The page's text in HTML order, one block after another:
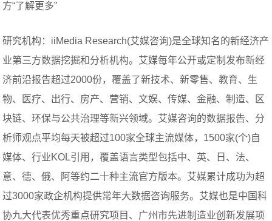
方“了解更多”
研究机构：iiMedia Research(艾媒咨询)是全球知名的新经济产
业第三方数据挖掘和分析机构。艾媒每年公开或定制发布新经
济前沿报告超过2000份，覆盖了新技术、新零售、教育、生
物、医疗、出行、房产、营销、文娱、传媒、金融、制造、区
块链、环保与公共治理等新兴领域。艾媒咨询的数据报告、分
析师观点平均每天被超过100家全球主流媒体，1500家(个)自
媒体、行业KOL引用，覆盖语言类型包括中、英、日、法、
意、德、俄、阿等约二十种主流官方版本。艾媒累计成功为超
过3000家政企机构提供常年大数据咨询服务。艾媒也是中国科
协九大代表优秀重点研究项目、广州市先进制造业创新发展项